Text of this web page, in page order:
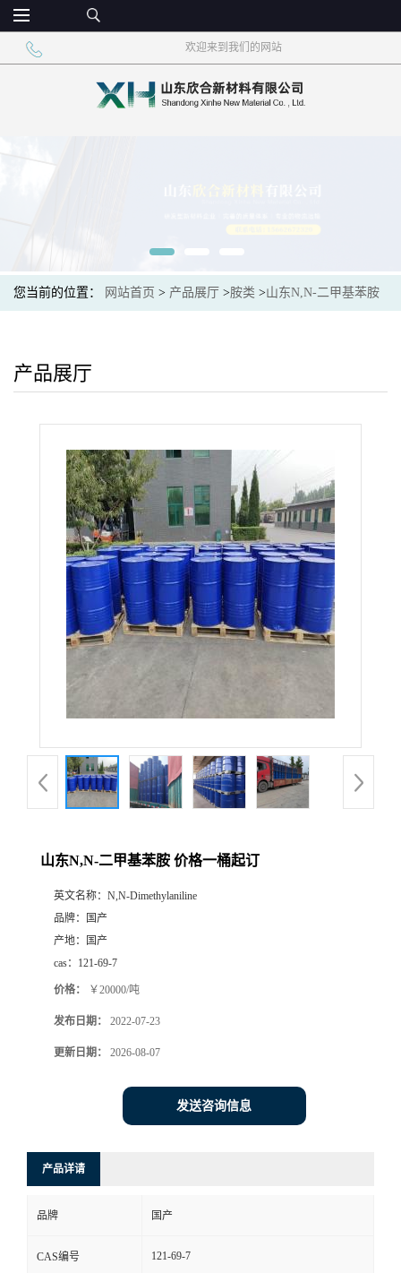
欢迎来到我们的网站
您当前的位置： 网站首页 > 产品展厅 >胺类 >山东N,N-二甲基苯胺
产品展厅
山东N,N-二甲基苯胺 价格一桶起订
英文名称： N,N-Dimethylaniline
品牌：
国产
产地：
国产
cas： 121-69-7
价格： ￥20000/吨
发布日期： 2022-07-23
更新日期： 2026-08-07
发送咨询信息
产品详请
品牌 国产
CAS编号 121-69-7